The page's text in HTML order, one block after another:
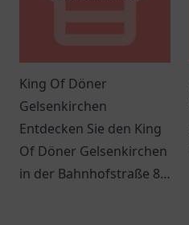
King Of Döner
Gelsenkirchen
Entdecken Sie den King
Of Döner Gelsenkirchen
in der Bahnhofstraße 83